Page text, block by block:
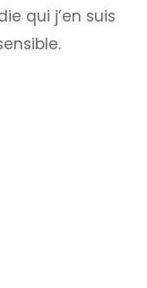
qui j’en suis